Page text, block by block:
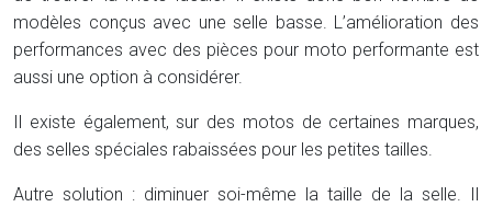
modèles conçus avec une selle basse. L’amélioration des
performances avec des pièces pour moto performante est
aussi une option à considérer.
Il existe également, sur des motos de certaines marques,
des selles spéciales rabaissées pour les petites tailles.
Autre solution : diminuer soi-même la taille de la selle. Il